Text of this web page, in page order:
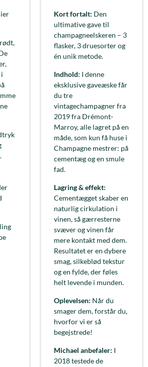
Kort fortalt: Den
ultimative gave til
champagneelskeren – 3
flasker, 3 druesorter og
én unik metode.
Indhold: I denne
eksklusive gaveæske får
du tre
vintagechampagner fra
2019 fra Drémont-
Marroy, alle lagret på en
måde, som kun få huse i
Champagne mestrer: på
cementæg og en smule
fad.
Lagring & effekt:
Cementægget skaber en
naturlig cirkulation i
vinen, så gærresterne
svæver og vinen får
mere kontakt med dem.
Resultatet er en dybere
smag, silkeblød tekstur
og en fylde, der føles
helt levende i munden.
Oplevelsen: Når du
smager dem, forstår du,
hvorfor vi er så
begejstrede!
Michael anbefaler: I
2018 testede de